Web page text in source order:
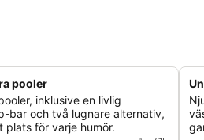
pooler
inklusive en livlig
bar och två lugnare alternativ,
för varje humör.